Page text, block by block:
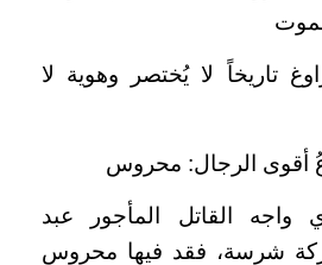
تاريخاً لا يُختصر وهوية لا
أقوى الرجال: محروس
واجه القاتل المأجور عبد
شرسة، فقد فيها محروس